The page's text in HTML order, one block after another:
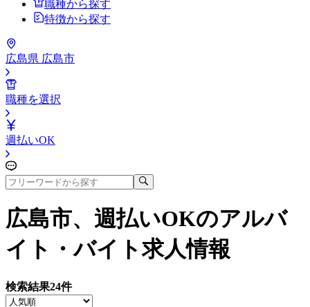
職種から探す
特徴から探す
広島県 広島市
職種を選択
週払いOK
広島市、週払いOKのアルバ
イト・バイト求人情報
検索結果24件